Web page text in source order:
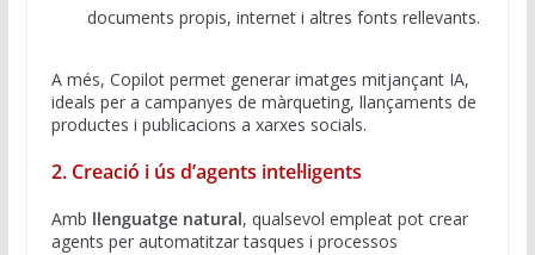
documents propis, internet i altres fonts rellevants.
A més, Copilot permet generar imatges mitjançant IA,
ideals per a campanyes de màrqueting, llançaments de
productes i publicacions a xarxes socials.
2. Creació i ús d’agents intel·ligents
Amb llenguatge natural, qualsevol empleat pot crear
agents per automatitzar tasques i processos